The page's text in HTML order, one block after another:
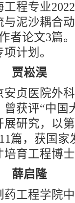
程专业
泥沙耦合
者论文3篇
计划。
崧淏
贞医院外科
获评“中国
展研究，以
篇，获国家
育工程博
启隆
工程学院中